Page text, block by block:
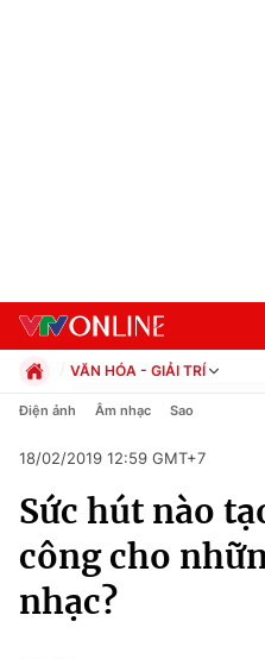
Chuyên mục
Chính trị
Xã hội
VĂN HÓA - GIẢI TRÍ
Chính trị
Pháp luật
Kinh tế
Thể thao
Truyền hình
Văn hóa - Giải trí
Điện ảnh Âm nhạc Sao
18/02/2019 12:59 GMT+7
Sức hút nào
công cho
nhạc?